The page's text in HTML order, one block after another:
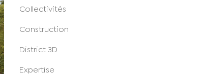
Collectivités
Construction
District 3D
Expertise